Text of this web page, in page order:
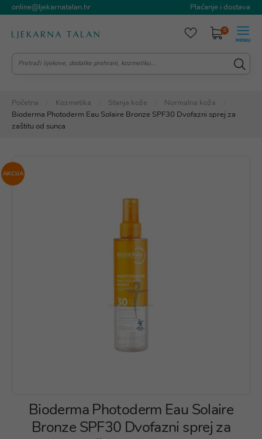
online@ljekarnatalan.hr Plaćanje i dostava
0
Početna Kozmetika Stanja kože
Normalna koža
Bioderma Photoderm Eau Solaire Bronze SPF30 Dvofazni sprej za
zaštitu od sunca
AKCIJA
Bioderma Photoderm Eau Solaire
Bronze SPF30 Dvofazni sprej za